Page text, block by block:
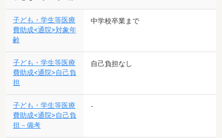
子ども・学生等医療
費助成<通院>対象年
齢
中学校卒業まで
子ども・学生等医療
費助成<通院>自己負
担
自己負担なし
子ども・学生等医療
費助成<通院>自己負
担－備考
-